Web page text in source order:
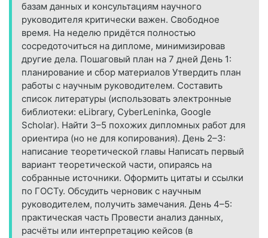
базам данных и консультациям научного
руководителя критически важен. Свободное
время. На неделю придётся полностью
сосредоточиться на дипломе, минимизировав
другие дела. Пошаговый план на 7 дней День 1:
планирование и сбор материалов Утвердить план
работы с научным руководителем. Составить
список литературы (использовать электронные
библиотеки: eLibrary, CyberLeninka, Google
Scholar). Найти 3–5 похожих дипломных работ для
ориентира (но не для копирования). День 2–3:
написание теоретической главы Написать первый
вариант теоретической части, опираясь на
собранные источники. Оформить цитаты и ссылки
по ГОСТу. Обсудить черновик с научным
руководителем, получить замечания. День 4–5:
практическая часть Провести анализ данных,
расчёты или интерпретацию кейсов (в